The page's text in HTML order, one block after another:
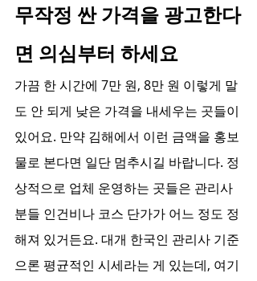
무작정 싼 가격을 광고한다
면 의심부터 하세요
가끔 한 시간에 7만 원, 8만 원 이렇게 말
도 안 되게 낮은 가격을 내세우는 곳들이
있어요. 만약 김해에서 이런 금액을 홍보
물로 본다면 일단 멈추시길 바랍니다. 정
상적으로 업체 운영하는 곳들은 관리사
분들 인건비나 코스 단가가 어느 정도 정
해져 있거든요. 대개 한국인 관리사 기준
으론 평균적인 시세라는 게 있는데, 여기